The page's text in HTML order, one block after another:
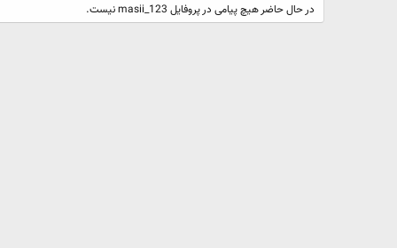
در حال حاضر هیچ پیامی در پروفایل masii_123 نیست.